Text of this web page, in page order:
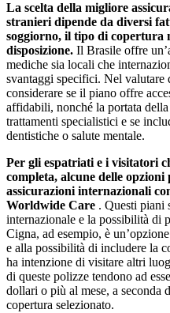
La scelta della migliore
stranieri dipende da diversi
soggiorno, il tipo di copertura
disposizione. Il Brasile offre
mediche sia locali che
svantaggi specifici. Nel valutare
considerare se il piano offre
affidabili, nonché la portata
trattamenti specialistici e se
dentistiche o salute mentale.
Per gli espatriati e i visitatori
completa, alcune delle
assicurazioni internazionali
Worldwide Care . Questi piani
internazionale e la possibilità di
Cigna, ad esempio, è
e alla possibilità di includere la
ha intenzione di visitare altri
di queste polizze tendono ad
dollari o più al mese, a seconda
copertura selezionato.